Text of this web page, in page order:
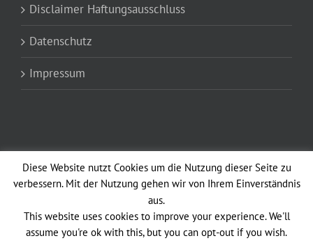
Disclaimer Haftungsausschluss
Datenschutz
Impressum
Copyright 2012 - 2021 Altstadtfunken Opladen vun 1902 e.V. Avada Theme
| All Rights Reserved | Powered byWordPress| Theme Fusion
Diese Website nutzt Cookies um die Nutzung dieser Seite zu
verbessern. Mit der Nutzung gehen wir von Ihrem Einverständnis
aus.
This website uses cookies to improve your experience. We'll
assume you're ok with this, but you can opt-out if you wish.